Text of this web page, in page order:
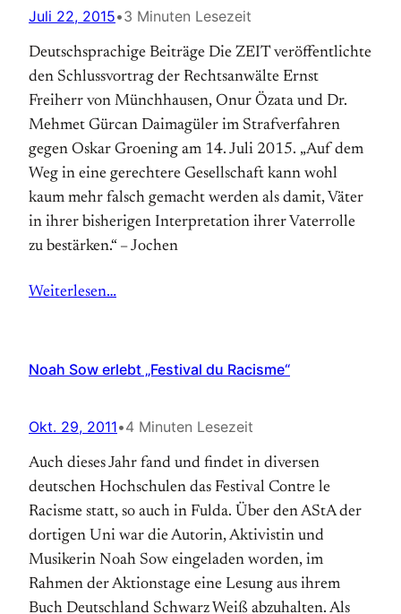
Juli 22, 2015•3 Minuten Lesezeit
Deutschsprachige Beiträge Die ZEIT veröffentlichte
den Schlussvortrag der Rechtsanwälte Ernst
Freiherr von Münchhausen, Onur Özata und Dr.
Mehmet Gürcan Daimagüler im Strafverfahren
gegen Oskar Groening am 14. Juli 2015. „Auf dem
Weg in eine gerechtere Gesellschaft kann wohl
kaum mehr falsch gemacht werden als damit, Väter
in ihrer bisherigen Interpretation ihrer Vaterrolle
zu bestärken.“ – Jochen
Weiterlesen…
Noah Sow erlebt „Festival du Racisme“
Okt. 29, 2011•4 Minuten Lesezeit
Auch dieses Jahr fand und findet in diversen
deutschen Hochschulen das Festival Contre le
Racisme statt, so auch in Fulda. Über den AStA der
dortigen Uni war die Autorin, Aktivistin und
Musikerin Noah Sow eingeladen worden, im
Rahmen der Aktionstage eine Lesung aus ihrem
Buch Deutschland Schwarz Weiß abzuhalten. Als